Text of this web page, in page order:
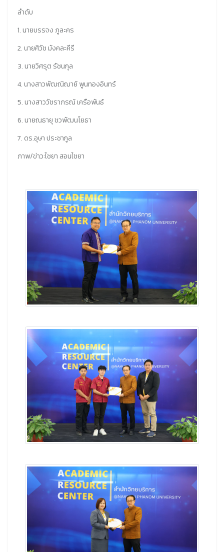
ลำดับ
1. นายบรรจง ภูละคร
2. นายศิวัช มังคละคีรี
3. นายวิศรุต รัชนกุล
4. นางสาวพัฒณิฌาย์ พูนทองอินทร์
5. นางสาววัชราภรณ์ เครือพันธ์
6. นายณธายุ ชวพัฒนโยธา
7. ดร.อุษา ประชากูล
ภาพ/ข่าว:ไชยา สอนไชยา